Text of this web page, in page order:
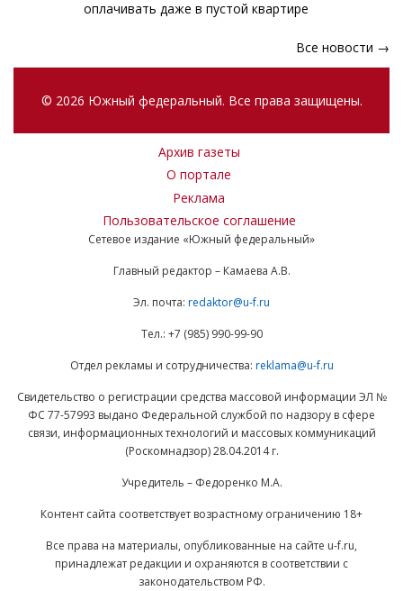
оплачивать даже в пустой квартире
Все новости →
© 2026 Южный федеральный. Все права защищены.
Архив газеты
О портале
Реклама
Пользовательское соглашение
Сетевое издание «Южный федеральный»
Главный редактор – Камаева А.В.
Эл. почта: redaktor@u-f.ru
Тел.: +7 (985) 990-99-90
Отдел рекламы и сотрудничества: reklama@u-f.ru
Свидетельство о регистрации средства массовой информации ЭЛ №
ФС 77-57993 выдано Федеральной службой по надзору в сфере
связи, информационных технологий и массовых коммуникаций
(Роскомнадзор) 28.04.2014 г.
Учредитель – Федоренко М.А.
Контент сайта соответствует возрастному ограничению 18+
Все права на материалы, опубликованные на сайте u-f.ru,
принадлежат редакции и охраняются в соответствии с
законодательством РФ.